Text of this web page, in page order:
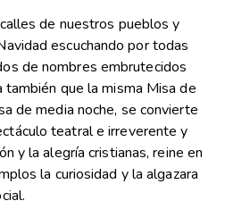
de nuestros pueblos y
escuchando por todas
de nombres embrutecidos
que la misma Misa de
de media noche, se convierte
teatral e irreverente y
y la alegría cristianas, reine en
la curiosidad y la algazara